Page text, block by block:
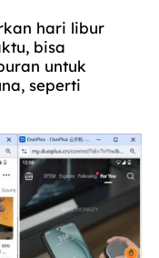
hari libur
bisa
untuk
seperti